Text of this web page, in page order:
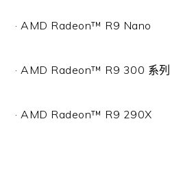
· AMD Radeon™ R9 Nano
· AMD Radeon™ R9 300 系列
· AMD Radeon™ R9 290X